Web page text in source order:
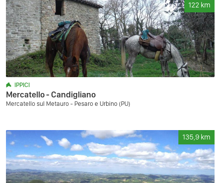
122 km
IPPICI
Mercatello - Candigliano
Mercatello sul Metauro - Pesaro e Urbino (PU)
135,9 km